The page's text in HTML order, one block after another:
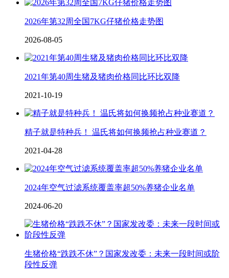
2026年第32周全国7KG仔猪价格走势图
2026-08-05
2021年第40周生猪及猪肉价格同比环比双降
2021-10-19
精子就是特种兵！ 温氏将如何换频抢占种业赛道？
2021-04-28
2024年空气过滤系统覆盖率超50%养猪企业名单
2024-06-20
生猪价格“跌跌不休”？国家发改委：未来一段时间或阶
段性反弹